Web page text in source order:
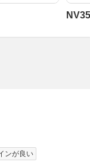
ンが良い